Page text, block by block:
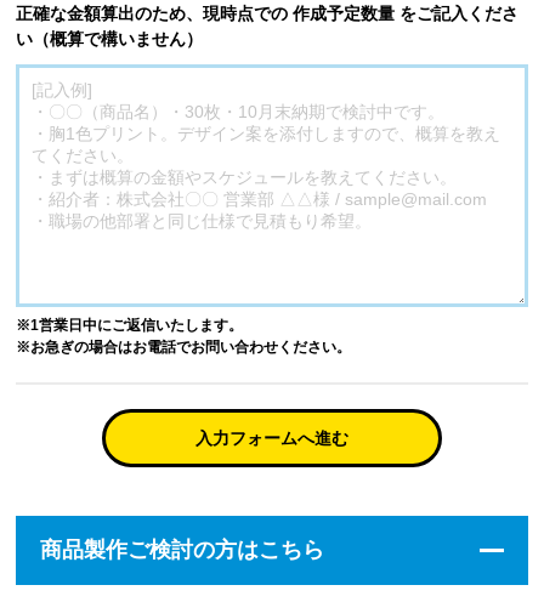
正確な金額算出のため、現時点での 作成予定数量 をご記入くださ
い（概算で構いません）
※1営業日中にご返信いたします。
※お急ぎの場合はお電話でお問い合わせください。
入力フォームへ進む
商品製作ご検討の方はこちら